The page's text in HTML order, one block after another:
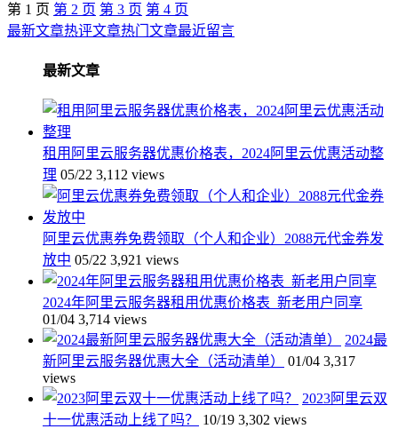
第 1 页 第 2 页 第 3 页 第 4 页
最新文章热评文章热门文章最近留言
最新文章
租用阿里云服务器优惠价格表，2024阿里云优惠活动整
理 05/22 3,112 views
阿里云优惠券免费领取（个人和企业）2088元代金券发
放中 05/22 3,921 views
2024年阿里云服务器租用优惠价格表_新老用户同享
01/04 3,714 views
2024最
新阿里云服务器优惠大全（活动清单）
01/04 3,317
views
2023阿里云双
十一优惠活动上线了吗？
10/19 3,302 views